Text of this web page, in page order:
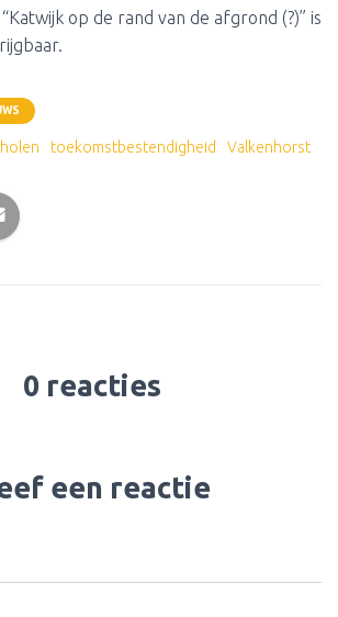
op de rand van de afgrond (?)” is
toekomstbestendigheid Valkenhorst
0 reacties
een reactie